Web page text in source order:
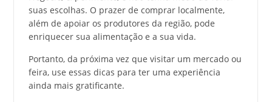
suas escolhas. O prazer de comprar localmente,
além de apoiar os produtores da região, pode
enriquecer sua alimentação e a sua vida.
Portanto, da próxima vez que visitar um mercado ou
feira, use essas dicas para ter uma experiência
ainda mais gratificante.